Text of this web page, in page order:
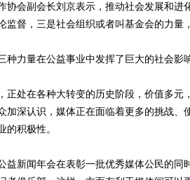
会副会长刘京表示，推动社会发展和进
监督，三是社会组织或者叫基金会的力量
力量在公益事业中发挥了巨大的社会影响
处在各种大转变的历史阶段，价值多元
加深认识，媒体正在面临着更多的挑战、
的积极性。
新闻年会在表彰一批优秀媒体公民的同